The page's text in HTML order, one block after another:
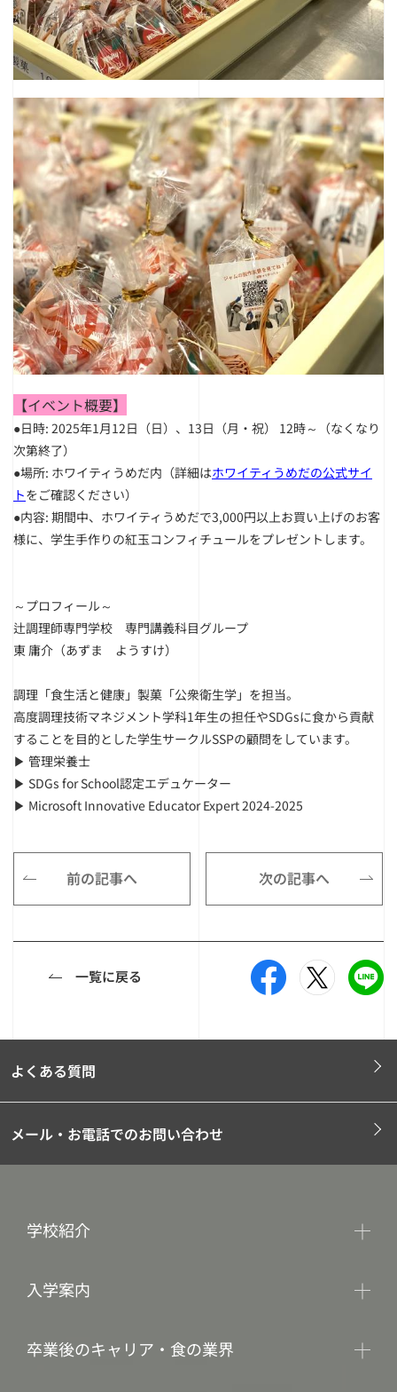
【イベント概要】
●日時: 2025年1月12日（日）、13日（月・祝） 12時～（なくなり
次第終了）
●場所: ホワイティうめだ内（詳細はホワイティうめだの公式サイ
トをご確認ください）
●内容: 期間中、ホワイティうめだで3,000円以上お買い上げのお客
様に、学生手作りの紅玉コンフィチュールをプレゼントします。
～プロフィール～
辻調理師専門学校 専門講義科目グループ
東 庸介（あずま ようすけ）
調理「食生活と健康」製菓「公衆衛生学」を担当。
高度調理技術マネジメント学科1年生の担任やSDGsに食から貢献
することを目的とした学生サークルSSPの顧問をしています。
▶ 管理栄養士
▶ SDGs for School認定エデュケーター
▶ Microsoft Innovative Educator Expert 2024-2025
前の記事へ 次の記事へ
一覧に戻る
よくある質問
メール・お電話でのお問い合わせ
学校紹介
入学案内
卒業後のキャリア・食の業界